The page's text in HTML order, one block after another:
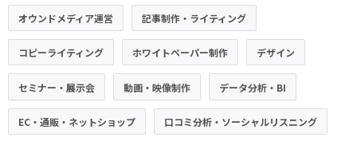
オウンドメディア運営 記事制作・ライティング
コピーライティング ホワイトペーパー制作 デザイン
セミナー・展示会 動画・映像制作 データ分析・BI
EC・通販・ネットショップ 口コミ分析・ソーシャルリスニング